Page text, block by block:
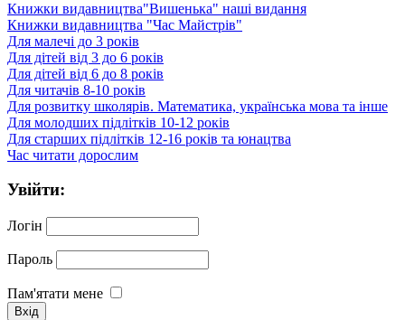
Книжки видавництва"Вишенька" наші видання
Книжки видавництва "Час Майстрів"
Для малечі до 3 років
Для дітей від 3 до 6 років
Для дітей від 6 до 8 років
Для читачів 8-10 років
Для розвитку школярів. Математика, українська мова та інше
Для молодших підлітків 10-12 років
Для старших підлітків 12-16 років та юнацтва
Час читати дорослим
Увійти:
Логін
Пароль
Пам'ятати мене